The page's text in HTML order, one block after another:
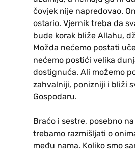
čovjek nije napredovao.
ostario. Vjernik treba da
bude korak bliže Allahu,
Možda nećemo postati
nećemo postići velika
dostignuća. Ali možemo
zahvalniji, ponizniji i bliži
Gospodaru.
Braćo i sestre, posebno
trebamo razmišljati o
među nama. Koliko smo